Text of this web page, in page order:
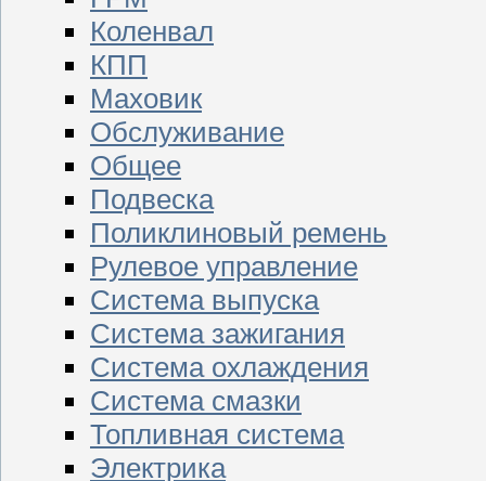
Коленвал
КПП
Маховик
Обслуживание
Общее
Подвеска
Поликлиновый ремень
Рулевое управление
Система выпуска
Система зажигания
Система охлаждения
Система смазки
Топливная система
Электрика